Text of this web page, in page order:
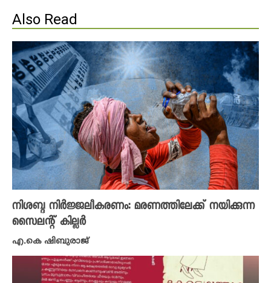
Also Read
നിശബ്ദ നിർജ്ജലീകരണം: മരണത്തിലേക്ക് നയിക്കുന്ന
സൈലന്റ് കില്ലർ
എ.കെ ഷിബുരാജ്